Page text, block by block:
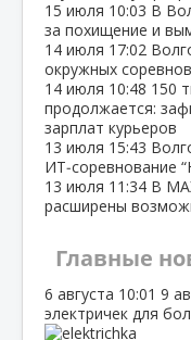
15 июля 10:03 В
за похищение и
14 июля 17:02
окружных
14 июля 10:48 150
продолжается:
зарплат курьеров
13 июля 15:43
ИТ‑соревнование
13 июля 11:34 В
расширены
Главные
6 августа 10:01 9
электричек для